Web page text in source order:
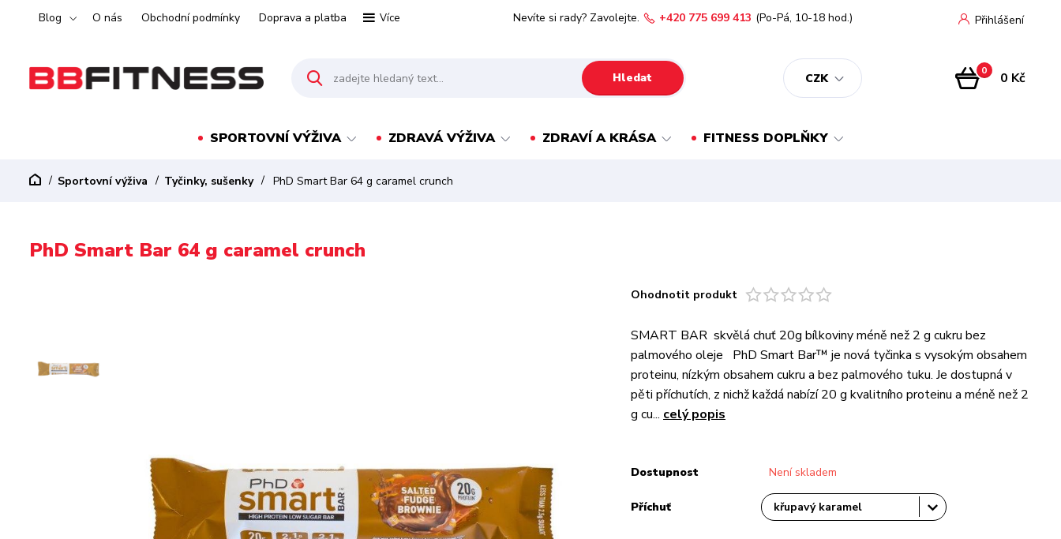
Blog O nás Obchodní podmínky Doprava a platba Více
CZK
Přihlášení
Hledat
Nevíte si rady? Zavolejte. +420 775 699 413 (Po-Pá, 10-18 hod.)
0 0 Kč
SPORTOVNÍ VÝŽIVA ZDRAVÁ VÝŽIVA ZDRAVÍ A KRÁSA FITNESS DOPLŇKY
Sportovní výživa Tyčinky, sušenky PhD Smart Bar 64 g caramel crunch
PhD Smart Bar 64 g caramel crunch
Ohodnotit produkt
SMART BAR skvělá chuť 20g bílkoviny méně než 2 g cukru bez
palmového oleje PhD Smart Bar™ je nová tyčinka s vysokým obsahem
proteinu, nízkým obsahem cukru a bez palmového tuku. Je dostupná v
pěti příchutích, z nichž každá nabízí 20 g kvalitního proteinu a méně než 2
g cu... celý popis
Dostupnost Není skladem
Příchuť